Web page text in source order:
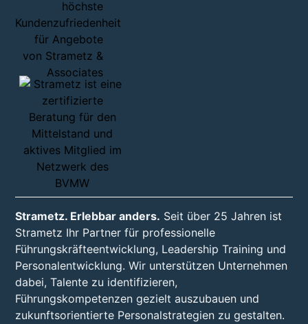
Strametz. Erlebbar anders. Seit über 25 Jahren ist
Strametz Ihr Partner für professionelle
Führungskräfteentwicklung, Leadership Training und
Personalentwicklung. Wir unterstützen Unternehmen
dabei, Talente zu identifizieren,
Führungskompetenzen gezielt auszubauen und
zukunftsorientierte Personalstrategien zu gestalten.